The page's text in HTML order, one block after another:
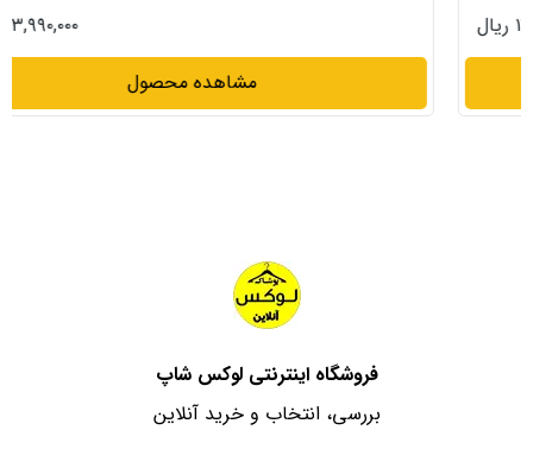
مشاهده محصول
فروشگاه اینترنتی لوکس شاپ
بررسی، انتخاب و خرید آنلاین